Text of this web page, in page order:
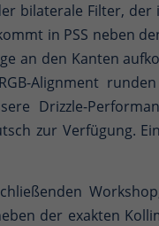
bilaterale Filter,
in PSS neben
an den Kanten
Alignment
Drizzle-
zur Verfügung.
der exakten